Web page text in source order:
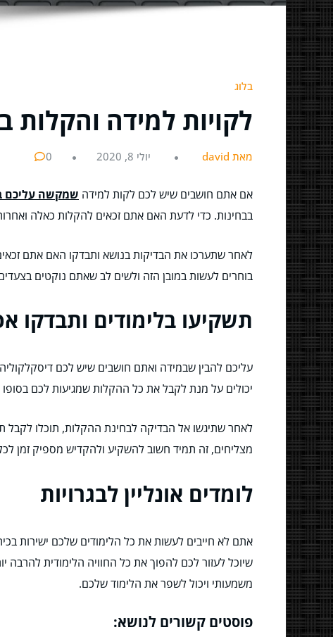
בלוג
לקויות למידה והקלות
מאת david יולי 8, 2020 0
אם אתם חושבים שיש לכם לקות למידה שמקשה עליכם
בבחינות. כדי לדעת האם אתם זכאים להקלות כאלה
לאחר שתערכו את הבדיקות בנושא ותבדקו האם אתם
בוחרים לעשות במובן הזה ולשים לב שאתם נוקטים
תשקיעו בלימודים ותבדקו
עליכם להבין שבמידה ואתם חושבים שיש לכם
יכולים על מנת לקבל את כל ההקלות שמגיעות לכם
לאחר שתיגשו אל הבדיקה לבחינת ההקלות, תוכלו
מצליחים, זה תמיד חשוב להשקיע ולהקדיש מספיק זמן
לומדים אונליין לבגרויות
אתם לא חייבים לעשות את כל הלימודים שלכם ישירות
שיוכל לעזור לכם להפוך את כל החוויה הלימודית
משמעותי ויכול לשפר את הלימוד שלכם.
פוסטים קשורים לנושא: